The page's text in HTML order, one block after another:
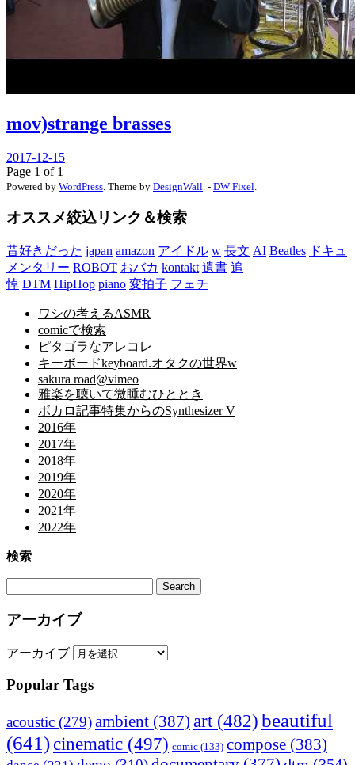
mov)strange brasses
2017-12-15
Page 1 of 1
Powered by WordPress . Theme by DesignWall . - DW Fixel
オススメ絞込リンク＆検索
昔好きだった japan amazon アイドル w 長文 AI Beatles ドキュ
メンタリー ROBOT おバカ kontakt 遺書 追
悼 DTM HipHop piano 変拍子 フェチ
ワシの考えるASMR
comicで検索
ピタゴラなアレコレ
キーボードkeyboard.オタクの世界w
sakura road@vimeo
雅楽を聴いて微睡むひととき
ボカロ記事特集からのSynthesizer V
2016年
2017年
2018年
2019年
2020年
2021年
2022年
検索
アーカイブ
アーカイブ
Popular Tags
acoustic (279)ambient (387) art (482) beautiful
(641)cinematic (497) comic (133) compose (383)